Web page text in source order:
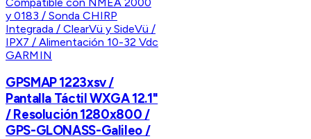
GARMIN
GPSMAP 1223xsv /
Pantalla Táctil WXGA 12.1"
/ Resolución 1280x800 /
GPS-GLONASS-Galileo /